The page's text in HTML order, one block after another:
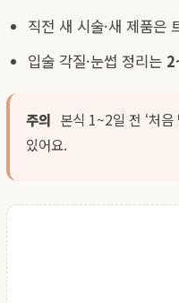
직전 새 시술·새 제품은
입술 각질·눈썹 정리는
주의 본식 1~2일 전 ‘처음
있어요.